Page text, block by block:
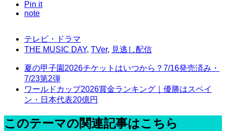
Pin it
note
テレビ・ドラマ
THE MUSIC DAY, TVer, 見逃し配信
夏の甲子園2026チケットはいつから？7/16発売済み・
7/23第2弾
ワールドカップ2026賞金ランキング｜優勝はスペイ
ン・日本代表20億円
このテーマの関連記事はこちら